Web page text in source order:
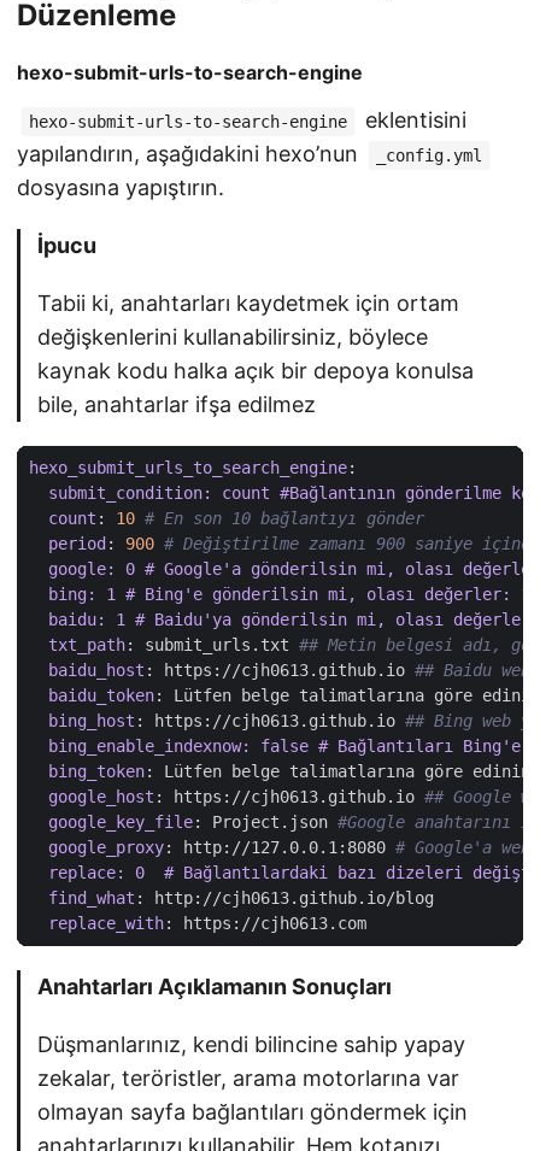
Düzenleme
hexo-submit-urls-to-search-engine
hexo-submit-urls-to-search-engine
eklentisini
yapılandırın, aşağıdakini hexo’nun
_config.yml
dosyasına yapıştırın.
İpucu
Tabii ki, anahtarları kaydetmek için ortam
değişkenlerini kullanabilirsiniz, böylece
kaynak kodu halka açık bir depoya konulsa
bile, anahtarlar ifşa edilmez
hexo_submit_urls_to_search_engine:
submit_condition: count #Bağlantının gönderilme
count : 10 # En son 10 bağlantıyı gönder
period : 900 # Değiştirilme zamanı 900 saniye
google: 0 # Google'a gönderilsin mi, olası
bing: 1 # Bing'e gönderilsin mi, olası değerler:
baidu: 1 # Baidu'ya gönderilsin mi, olası
txt_path: submit_urls.txt ## Metin belgesi adı,
baidu_host : https://cjh0613.github.io ## Baidu
baidu_token:
Lütfen belge talimatlarına göre edinin
bing_host : https://cjh0613.github.io ## Bing web
bing_enable_indexnow: false # Bağlantıları Bing'e
bing_token:
Lütfen belge talimatlarına göre edinin
google_host : https://cjh0613.github.io ## Google
google_key_file: Project.json #Google anahtarını
google_proxy: http://127.0.0.1:8080 # Google'a
replace: 0  # Bağlantılardaki bazı dizeleri
find_what :
http://cjh0613.github.io/blog
replace_with: https://cjh0613.com
Anahtarları Açıklamanın Sonuçları
Düşmanlarınız, kendi bilincine sahip yapay
zekalar, teröristler, arama motorlarına var
olmayan sayfa bağlantıları göndermek için